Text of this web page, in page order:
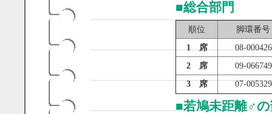
■総合部門
順位
脚環番号
1 席
08-000426
2 席
09-066749
3 席
07-005329
■若鳩未距離♂